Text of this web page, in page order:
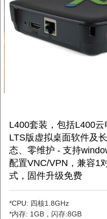
L400套装，包括L400
LTS版虚拟桌面软件及
态、零维护 - 支持
配置VNC/VPN，兼容1
式，固件升级免费
*CPU: 四核1.8GHz
*内存: 1GB，闪存:8GB